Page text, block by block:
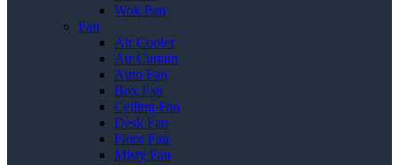
Wok Pan
Fan
Air Cooler
Air Curtain
Auto Fan
Box Fan
Ceiling Fan
Desk Fan
Floor Fan
Misty Fan